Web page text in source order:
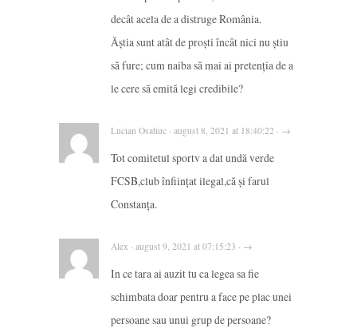
decât acela de a distruge România.
Ăștia sunt atât de proști încât nici nu știu
să fure; cum naiba să mai ai pretenția de a
le cere să emită legi credibile?
Lucian Osatiuc · august 8, 2021 at 18:40:22 · →
Tot comitetul sportv a dat undă verde
FCSB,club înființat ilegal,că și farul
Constanța.
Alex · august 9, 2021 at 07:15:23 · →
In ce tara ai auzit tu ca legea sa fie
schimbata doar pentru a face pe plac unei
persoane sau unui grup de persoane?